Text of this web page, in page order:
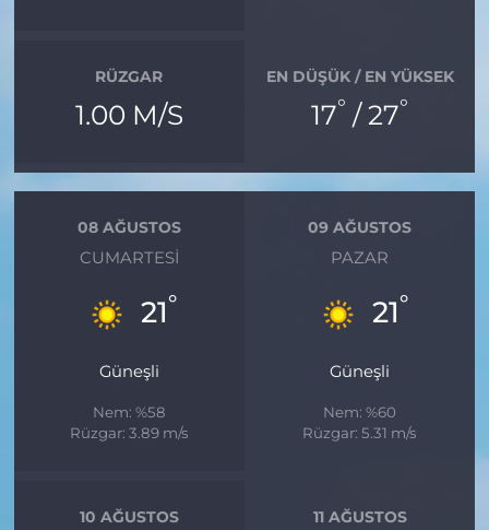
RÜZGAR
1.00 M/S
EN DÜŞÜK / EN YÜKSEK
17° / 27°
08 AĞUSTOS
CUMARTESI
21°
Güneşli
Nem: %58
Rüzgar: 3.89 m/s
09 AĞUSTOS
PAZAR
21°
Güneşli
Nem: %60
Rüzgar: 5.31 m/s
10 AĞUSTOS
11 AĞUSTOS